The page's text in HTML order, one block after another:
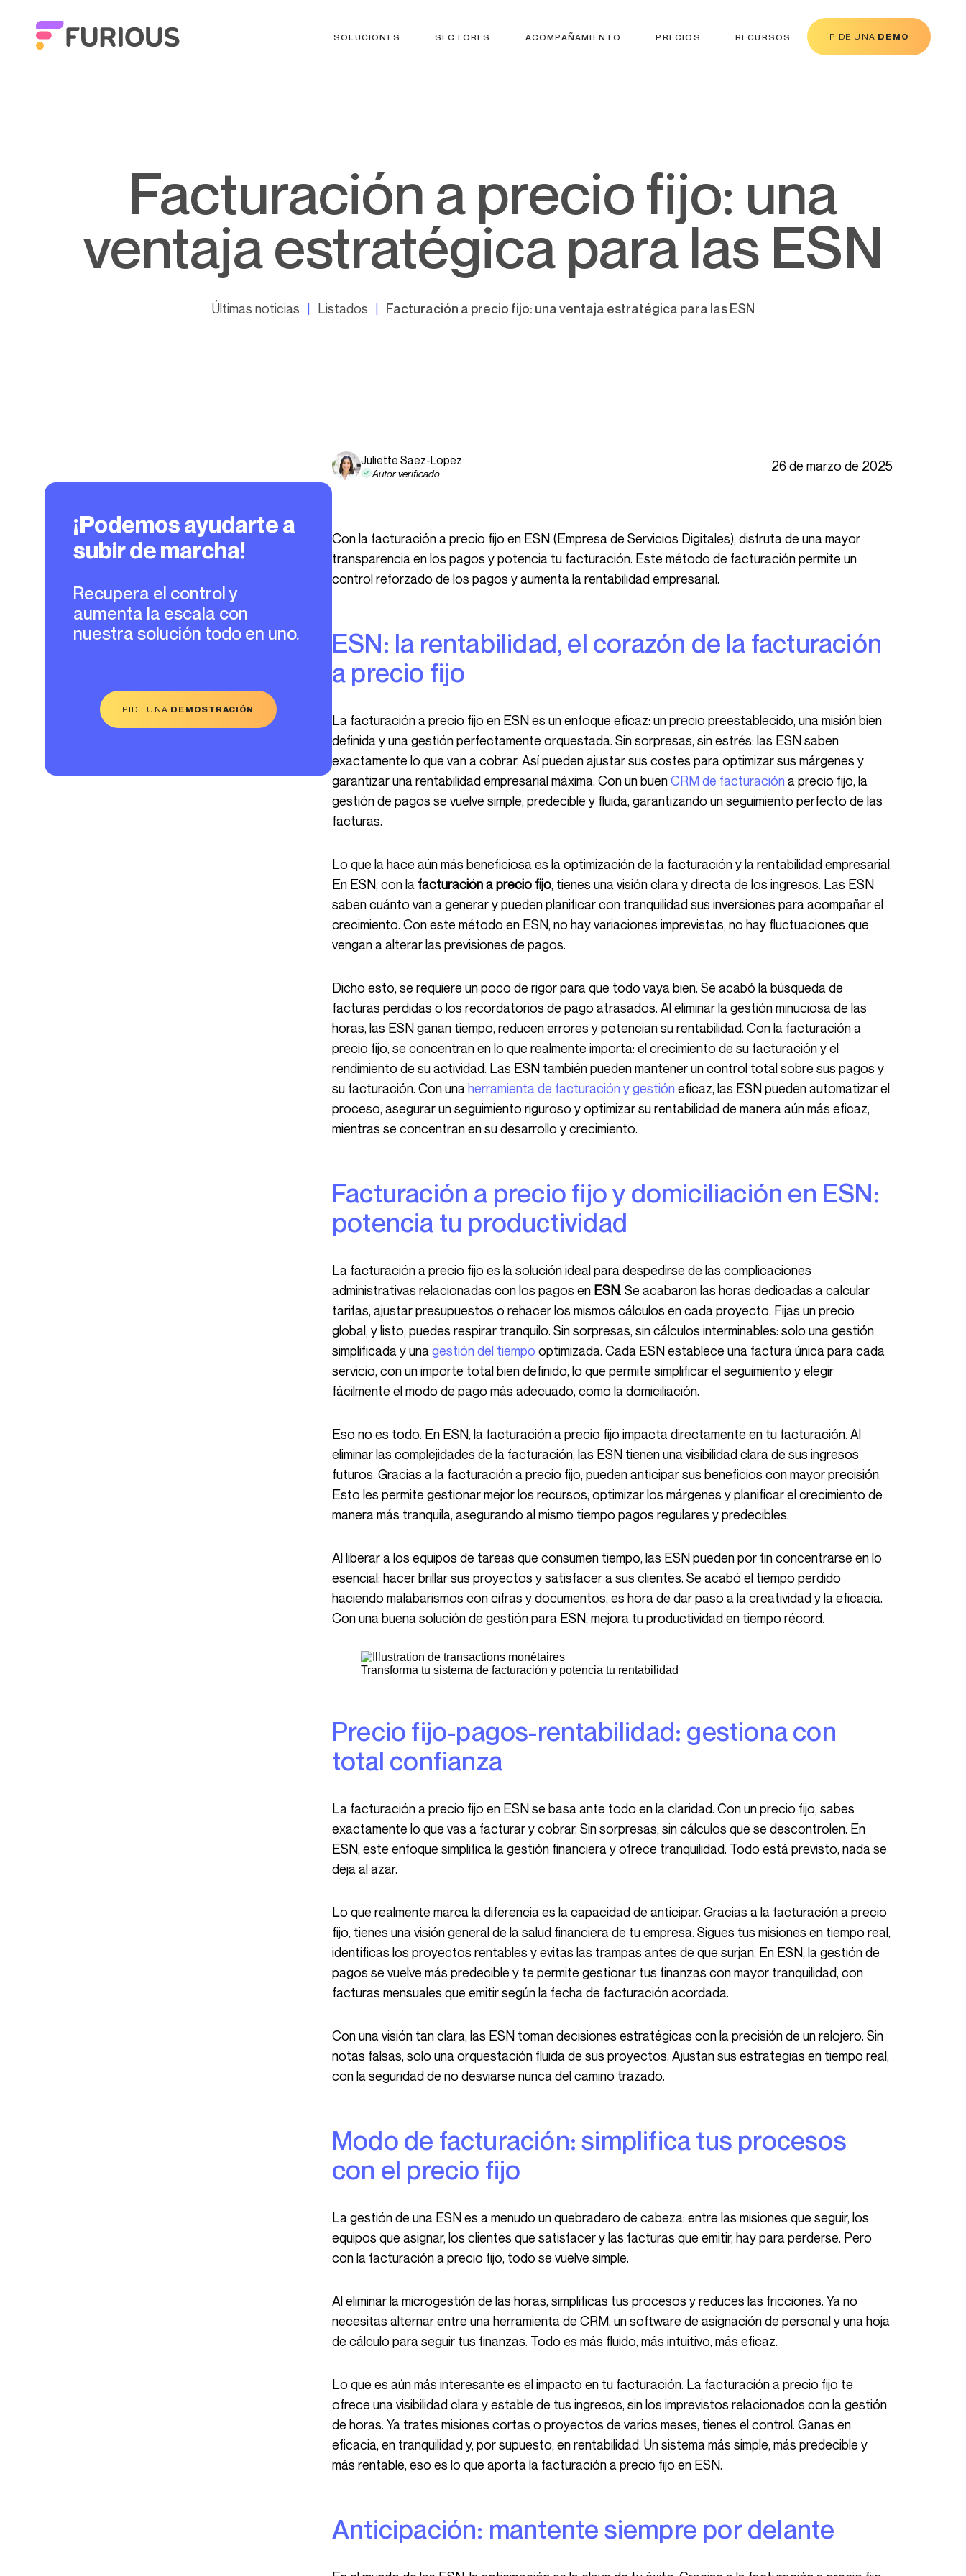
SOLUCIONES SECTORES ACOMPAÑAMIENTO PRECIOS RECURSOS PIDE UNA DEMO
Facturación a precio fijo: una
ventaja estratégica para las ESN
Últimas noticias Listados Facturación a precio fijo: una ventaja estratégica para las ESN
¡Podemos ayudarte a
subir de marcha!
Recupera el control y
aumenta la escala con
nuestra solución todo en uno.
PIDE UNA DEMOSTRACIÓN
Juliette Saez-Lopez
Autor verificado 26 de marzo de 2025
Con la facturación a precio fijo en ESN (Empresa de Servicios Digitales), disfruta de una mayor
transparencia en los pagos y potencia tu facturación. Este método de facturación permite un
control reforzado de los pagos y aumenta la rentabilidad empresarial.
ESN: la rentabilidad, el corazón de la facturación
a precio fijo
La facturación a precio fijo en ESN es un enfoque eficaz: un precio preestablecido, una misión bien
definida y una gestión perfectamente orquestada. Sin sorpresas, sin estrés: las ESN saben
exactamente lo que van a cobrar. Así pueden ajustar sus costes para optimizar sus márgenes y
garantizar una rentabilidad empresarial máxima. Con un buenCRM de facturación a precio fijo, la
gestión de pagos se vuelve simple, predecible y fluida, garantizando un seguimiento perfecto de las
facturas.
Lo que la hace aún más beneficiosa es la optimización de la facturación y la rentabilidad empresarial.
En ESN, con la facturación a precio fijo, tienes una visión clara y directa de los ingresos. Las ESN
saben cuánto van a generar y pueden planificar con tranquilidad sus inversiones para acompañar el
crecimiento. Con este método en ESN, no hay variaciones imprevistas, no hay fluctuaciones que
vengan a alterar las previsiones de pagos.
Dicho esto, se requiere un poco de rigor para que todo vaya bien. Se acabó la búsqueda de
facturas perdidas o los recordatorios de pago atrasados. Al eliminar la gestión minuciosa de las
horas, las ESN ganan tiempo, reducen errores y potencian su rentabilidad. Con la facturación a
precio fijo, se concentran en lo que realmente importa: el crecimiento de su facturación y el
rendimiento de su actividad. Las ESN también pueden mantener un control total sobre sus pagos y
su facturación. Con una herramienta de facturación y gestión eficaz, las ESN pueden automatizar el
proceso, asegurar un seguimiento riguroso y optimizar su rentabilidad de manera aún más eficaz,
mientras se concentran en su desarrollo y crecimiento.
Facturación a precio fijo y domiciliación en ESN:
potencia tu productividad
La facturación a precio fijo es la solución ideal para despedirse de las complicaciones
administrativas relacionadas con los pagos en ESN. Se acabaron las horas dedicadas a calcular
tarifas, ajustar presupuestos o rehacer los mismos cálculos en cada proyecto. Fijas un precio
global, y listo, puedes respirar tranquilo. Sin sorpresas, sin cálculos interminables: solo una gestión
simplificada y una gestión del tiempo optimizada. Cada ESN establece una factura única para cada
servicio, con un importe total bien definido, lo que permite simplificar el seguimiento y elegir
fácilmente el modo de pago más adecuado, como la domiciliación.
Eso no es todo. En ESN, la facturación a precio fijo impacta directamente en tu facturación. Al
eliminar las complejidades de la facturación, las ESN tienen una visibilidad clara de sus ingresos
futuros. Gracias a la facturación a precio fijo, pueden anticipar sus beneficios con mayor precisión.
Esto les permite gestionar mejor los recursos, optimizar los márgenes y planificar el crecimiento de
manera más tranquila, asegurando al mismo tiempo pagos regulares y predecibles.
Al liberar a los equipos de tareas que consumen tiempo, las ESN pueden por fin concentrarse en lo
esencial: hacer brillar sus proyectos y satisfacer a sus clientes. Se acabó el tiempo perdido
haciendo malabarismos con cifras y documentos, es hora de dar paso a la creatividad y la eficacia.
Con una buena solución de gestión para ESN, mejora tu productividad en tiempo récord.
Transforma tu sistema de facturación y potencia tu rentabilidad
Precio fijo-pagos-rentabilidad: gestiona con
total confianza
La facturación a precio fijo en ESN se basa ante todo en la claridad. Con un precio fijo, sabes
exactamente lo que vas a facturar y cobrar. Sin sorpresas, sin cálculos que se descontrolen. En
ESN, este enfoque simplifica la gestión financiera y ofrece tranquilidad. Todo está previsto, nada se
deja al azar.
Lo que realmente marca la diferencia es la capacidad de anticipar. Gracias a la facturación a precio
fijo, tienes una visión general de la salud financiera de tu empresa. Sigues tus misiones en tiempo real,
identificas los proyectos rentables y evitas las trampas antes de que surjan. En ESN, la gestión de
pagos se vuelve más predecible y te permite gestionar tus finanzas con mayor tranquilidad, con
facturas mensuales que emitir según la fecha de facturación acordada.
Con una visión tan clara, las ESN toman decisiones estratégicas con la precisión de un relojero. Sin
notas falsas, solo una orquestación fluida de sus proyectos. Ajustan sus estrategias en tiempo real,
con la seguridad de no desviarse nunca del camino trazado.
Modo de facturación: simplifica tus procesos
con el precio fijo
La gestión de una ESN es a menudo un quebradero de cabeza: entre las misiones que seguir, los
equipos que asignar, los clientes que satisfacer y las facturas que emitir, hay para perderse. Pero
con la facturación a precio fijo, todo se vuelve simple.
Al eliminar la microgestión de las horas, simplificas tus procesos y reduces las fricciones. Ya no
necesitas alternar entre una herramienta de CRM, un software de asignación de personal y una hoja
de cálculo para seguir tus finanzas. Todo es más fluido, más intuitivo, más eficaz.
Lo que es aún más interesante es el impacto en tu facturación. La facturación a precio fijo te
ofrece una visibilidad clara y estable de tus ingresos, sin los imprevistos relacionados con la gestión
de horas. Ya trates misiones cortas o proyectos de varios meses, tienes el control. Ganas en
eficacia, en tranquilidad y, por supuesto, en rentabilidad. Un sistema más simple, más predecible y
más rentable, eso es lo que aporta la facturación a precio fijo en ESN.
Anticipación: mantente siempre por delante